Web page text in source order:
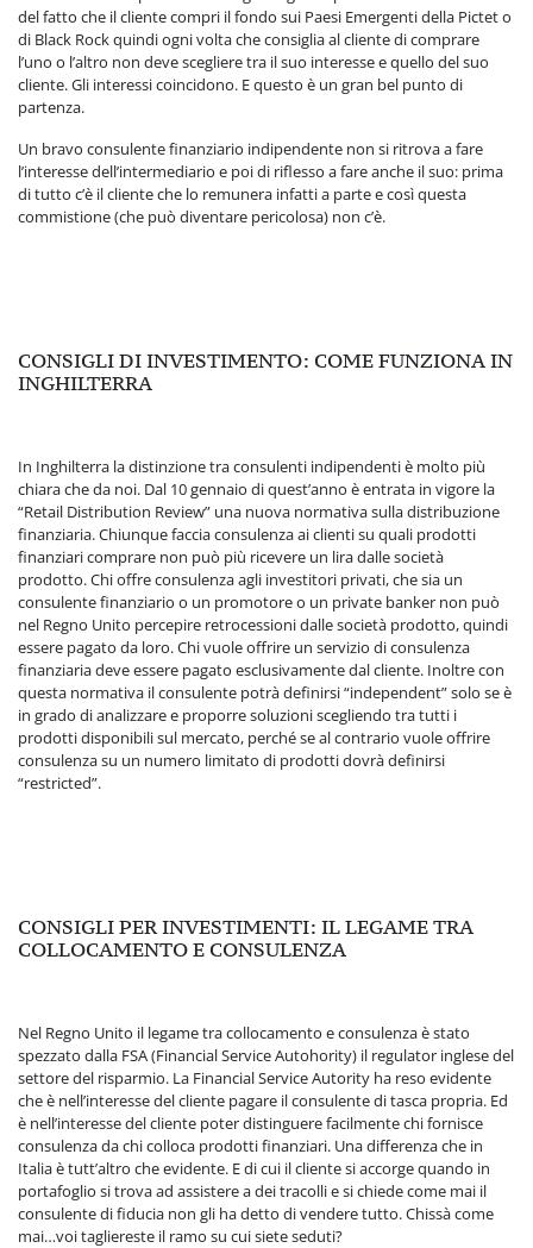
del fatto che il cliente compri il fondo sui Paesi Emergenti della Pictet o
di Black Rock quindi ogni volta che consiglia al cliente di comprare
l’uno o l’altro non deve scegliere tra il suo interesse e quello del suo
cliente. Gli interessi coincidono. E questo è un gran bel punto di
partenza.
Un bravo consulente finanziario indipendente non si ritrova a fare
l’interesse dell’intermediario e poi di riflesso a fare anche il suo: prima
di tutto c’è il cliente che lo remunera infatti a parte e così questa
commistione (che può diventare pericolosa) non c’è.
CONSIGLI DI INVESTIMENTO: COME FUNZIONA IN
INGHILTERRA
In Inghilterra la distinzione tra consulenti indipendenti è molto più
chiara che da noi. Dal 10 gennaio di quest’anno è entrata in vigore la
“Retail Distribution Review” una nuova normativa sulla distribuzione
finanziaria. Chiunque faccia consulenza ai clienti su quali prodotti
finanziari comprare non può più ricevere un lira dalle società
prodotto. Chi offre consulenza agli investitori privati, che sia un
consulente finanziario o un promotore o un private banker non può
nel Regno Unito percepire retrocessioni dalle società prodotto, quindi
essere pagato da loro. Chi vuole offrire un servizio di consulenza
finanziaria deve essere pagato esclusivamente dal cliente. Inoltre con
questa normativa il consulente potrà definirsi “independent” solo se è
in grado di analizzare e proporre soluzioni scegliendo tra tutti i
prodotti disponibili sul mercato, perché se al contrario vuole offrire
consulenza su un numero limitato di prodotti dovrà definirsi
“restricted”.
CONSIGLI PER INVESTIMENTI: IL LEGAME TRA
COLLOCAMENTO E CONSULENZA
Nel Regno Unito il legame tra collocamento e consulenza è stato
spezzato dalla FSA (Financial Service Autohority) il regulator inglese del
settore del risparmio. La Financial Service Autority ha reso evidente
che è nell’interesse del cliente pagare il consulente di tasca propria. Ed
è nell’interesse del cliente poter distinguere facilmente chi fornisce
consulenza da chi colloca prodotti finanziari. Una differenza che in
Italia è tutt’altro che evidente. E di cui il cliente si accorge quando in
portafoglio si trova ad assistere a dei tracolli e si chiede come mai il
consulente di fiducia non gli ha detto di vendere tutto. Chissà come
mai…voi tagliereste il ramo su cui siete seduti?